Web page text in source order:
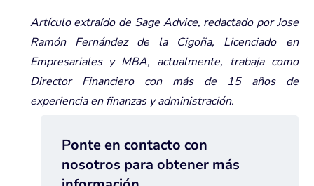
Artículo extraído de Sage Advice, redactado por Jose
Ramón Fernández de la Cigoña, Licenciado en
Empresariales y MBA, actualmente, trabaja como
Director Financiero con más de 15 años de
experiencia en finanzas y administración.
Ponte en contacto con
nosotros para obtener más